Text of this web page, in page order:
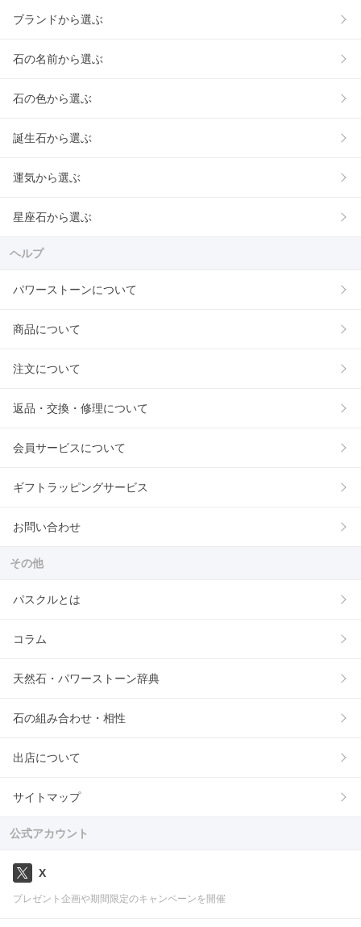
ブランドから選ぶ
石の名前から選ぶ
石の色から選ぶ
誕生石から選ぶ
運気から選ぶ
星座石から選ぶ
ヘルプ
パワーストーンについて
商品について
注文について
返品・交換・修理について
会員サービスについて
ギフトラッピングサービス
お問い合わせ
その他
パスクルとは
コラム
天然石・パワーストーン辞典
石の組み合わせ・相性
出店について
サイトマップ
公式アカウント
X
プレゼント企画や期間限定のキャンペーンを開催